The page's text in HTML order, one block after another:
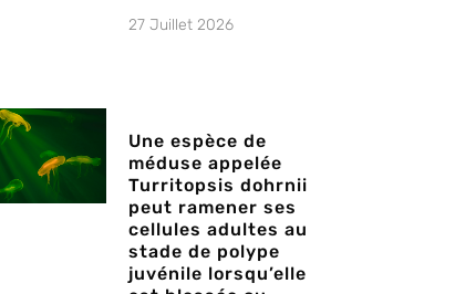
27 Juillet 2026
Une espèce de
méduse appelée
Turritopsis dohrnii
peut ramener ses
cellules adultes au
stade de polype
juvénile lorsqu’elle